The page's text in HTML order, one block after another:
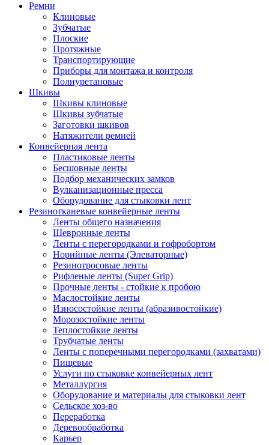
Ремни
Клиновые
Зубчатые
Плоские
Протяжные
Транспортирующие
Приборы для монтажа и контроля
Полиуретановые
Шкивы
Шкивы клиновые
Шкивы зубчатые
Заготовки шкивов
Натяжители ремней
Конвейерная лента
Пластиковые ленты
Бесшовные ленты
Подбор механических замков
Вулканизационные пресса
Оборудование для стыковки лент
Резинотканевые конвейерные ленты
Ленты общего назначения
Шевронные ленты
Ленты с перегородками и гофробортом
Норийные ленты (Элеваторные)
Резинотросовые ленты
Рифленые ленты (Super Grip)
Прочные ленты - стойкие к пробою
Маслостойкие ленты
Износостойкие ленты (абразивостойкие)
Морозостойкие ленты
Теплостойкие ленты
Трубчатые ленты
Ленты с поперечными перегородками (захватами)
Пищевые
Услуги по стыковке конвейерных лент
Металлургия
Оборудование и материалы для стыковки лент
Сельское хоз-во
Переработка
Деревообработка
Карьер